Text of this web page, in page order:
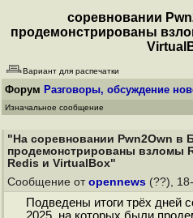
соревновании
продемонстрированы
Вариант для распечатки
Форум Разговоры, обсуждение
Изначальное сообщение
"На соревновании Pwn2Own в
продемонстрированы взломы
Redis и VirtualBox"
Сообщение от opennews (??),
Подведены итоги трёх дней